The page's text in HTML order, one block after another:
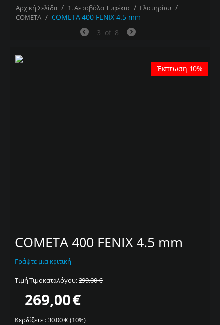
Αρχική Σελίδα / 1. Αεροβόλα Τυφέκια / Ελατηρίου /
COMETA / COMETA 400 FENIX 4.5 mm
3 of 8
Έκπτωση 10%
COMETA 400 FENIX 4.5 mm
Γράψτε μια κριτική
Τιμή Τιμοκαταλόγου:299,00€
269,00€
Κερδίζετε :30,00€ (10%)